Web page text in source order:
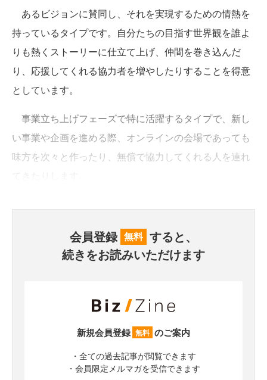
あるビジョンに賛同し、それを実現するための情熱を
持っているタイプです。自分たちの目指す世界観を誰よ
りも熱くストーリーに仕立て上げ、仲間を巻き込んだ
り、応援してくれる協力者を増やしたりすることを得意
としています。
事業立ち上げフェーズで特に活躍するタイプで、新し
い事業や企画を進める際、オンラインの会場であっても
味方を次々と作ったり、無償で協力してくれる人を連れ
会員登録 無料 すると、
続きをお読みいただけます
新規会員登録 無料 のご案内
・全ての過去記事が閲覧できます
・会員限定メルマガを受信できます